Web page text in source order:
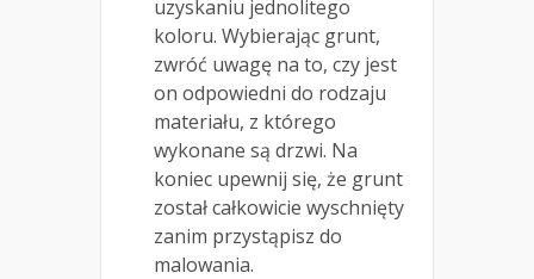
uzyskaniu jednolitego
koloru. Wybierając grunt,
zwróć uwagę na to, czy jest
on odpowiedni do rodzaju
materiału, z którego
wykonane są drzwi. Na
koniec upewnij się, że grunt
został całkowicie wyschnięty
zanim przystąpisz do
malowania.